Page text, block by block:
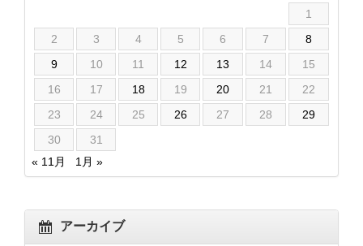
1
2
3 4 5 6 7
8
9
10 11 12 13 14
15
16
17 18 19 20 21
22
23
24 25 26 27 28
29
30
31
« 11月
1月 »
アーカイブ